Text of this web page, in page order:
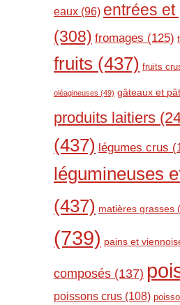
eaux (96) entrées
(308) fromages (125)
fruits (437) fruits
oléagineuses (49) gâteaux et
produits laitiers
(437) légumes crus
légumineuses
(437) matières grasses
(739) pains et
composés (137)
poissons crus (108)